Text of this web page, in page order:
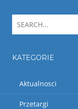
KATEGORIE
Aktualnosci
Przetargi